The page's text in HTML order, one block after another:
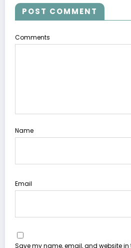
POST COMMENT
Comments
Name
Email
Save my name, email, and website in